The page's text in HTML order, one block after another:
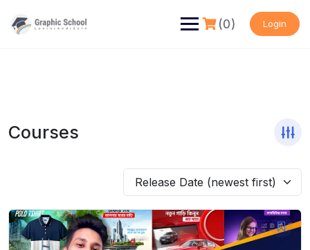
content
(0) Login
Courses
Release Date (newest first)